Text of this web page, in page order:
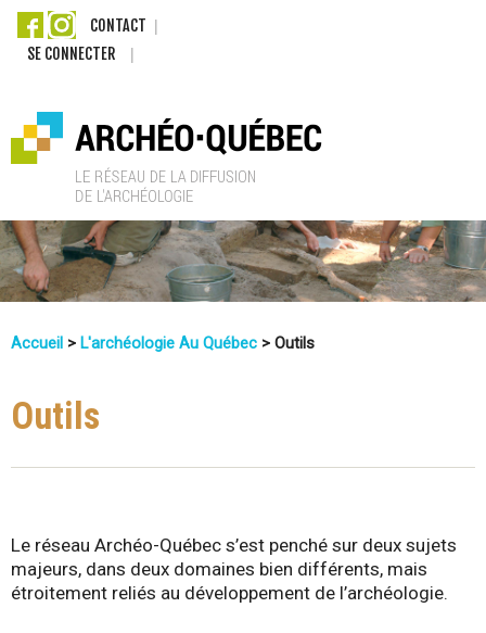
Aller
principal
CONTACT
SE CONNECTER
A
r
c
é
o
Q
Êtes
Ici
Accueil > L'archéologie Au Québec > Outils
Outils
Le réseau Archéo-Québec s’est penché sur deux sujets
majeurs, dans deux domaines bien différents, mais
étroitement reliés au développement de l’archéologie.